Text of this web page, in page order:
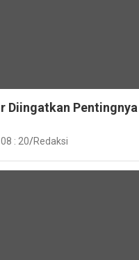
Diingatkan
: 20 Redaksi